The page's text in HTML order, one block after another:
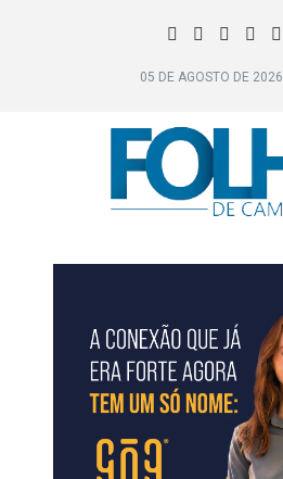
05 DE AGOSTO DE 2026